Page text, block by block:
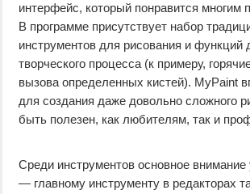
интерфейс, который понравится многим
В программе присутствует набор
инструментов для рисования и функций
творческого процесса (к примеру,
вызова определенных кистей). MyPaint
для создания даже довольно сложного
быть полезен, как любителям, так и
Среди инструментов основное внимание
— главному инструменту в редакторах